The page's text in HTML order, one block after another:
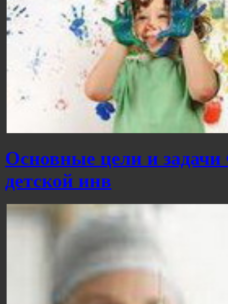
Основные цели и
детской инв